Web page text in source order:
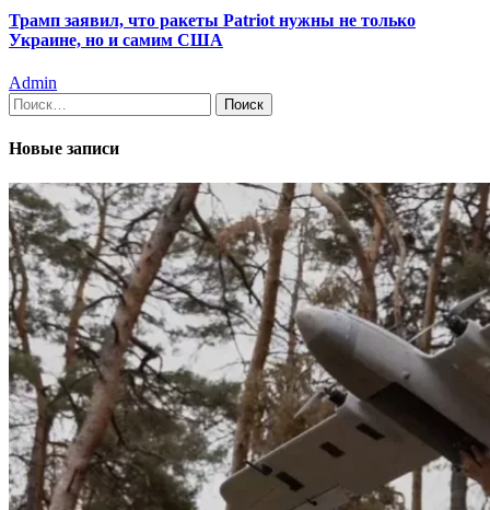
Трамп заявил, что ракеты Patriot нужны не только
Украине, но и самим США
Admin
Найти:
Новые записи